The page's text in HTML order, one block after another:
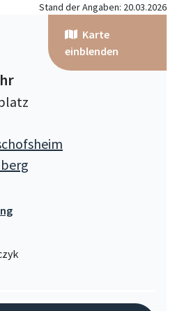
Stand der Angaben: 20.03.2026
Karte
einblenden